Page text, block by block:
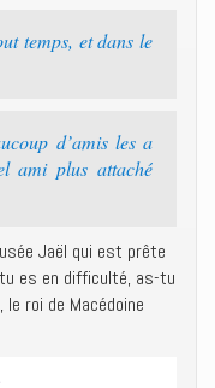
temps, et dans le
d’amis les a
ami plus attaché
Jaël qui est prête
es en difficulté, as-tu
roi de Macédoine